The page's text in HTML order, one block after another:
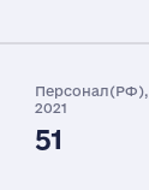
Персонал(РФ),
2021
51